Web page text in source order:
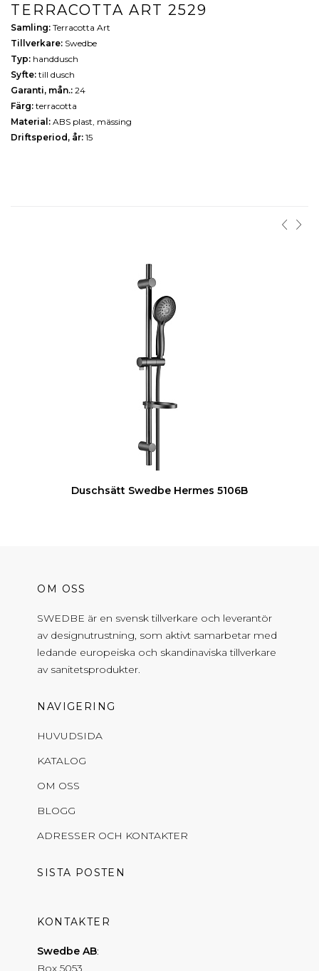
TERRACOTTA ART 2529
Samling: Terracotta Art
Tillverkare: Swedbe
Typ: handdusch
Syfte: till dusch
Garanti, mån.: 24
Färg: terracotta
Material: ABS plast, mässing
Driftsperiod, år: 15
Duschsätt Swedbe Hermes 5106B
OM OSS
SWEDBE är en svensk tillverkare och leverantör
av designutrustning, som aktivt samarbetar med
ledande europeiska och skandinaviska tillverkare
av sanitetsprodukter.
NAVIGERING
HUVUDSIDA
KATALOG
OM OSS
BLOGG
ADRESSER OCH KONTAKTER
SISTA POSTEN
KONTAKTER
Swedbe AB
Box 5053